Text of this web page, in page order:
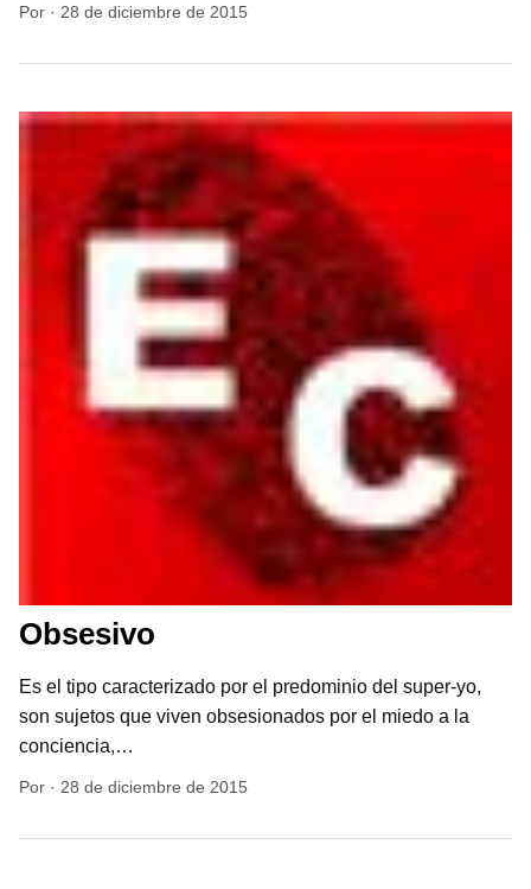
Por · 28 de diciembre de 2015
Obsesivo
Es el tipo caracterizado por el predominio del super-yo,
son sujetos que viven obsesionados por el miedo a la
conciencia,…
Por · 28 de diciembre de 2015